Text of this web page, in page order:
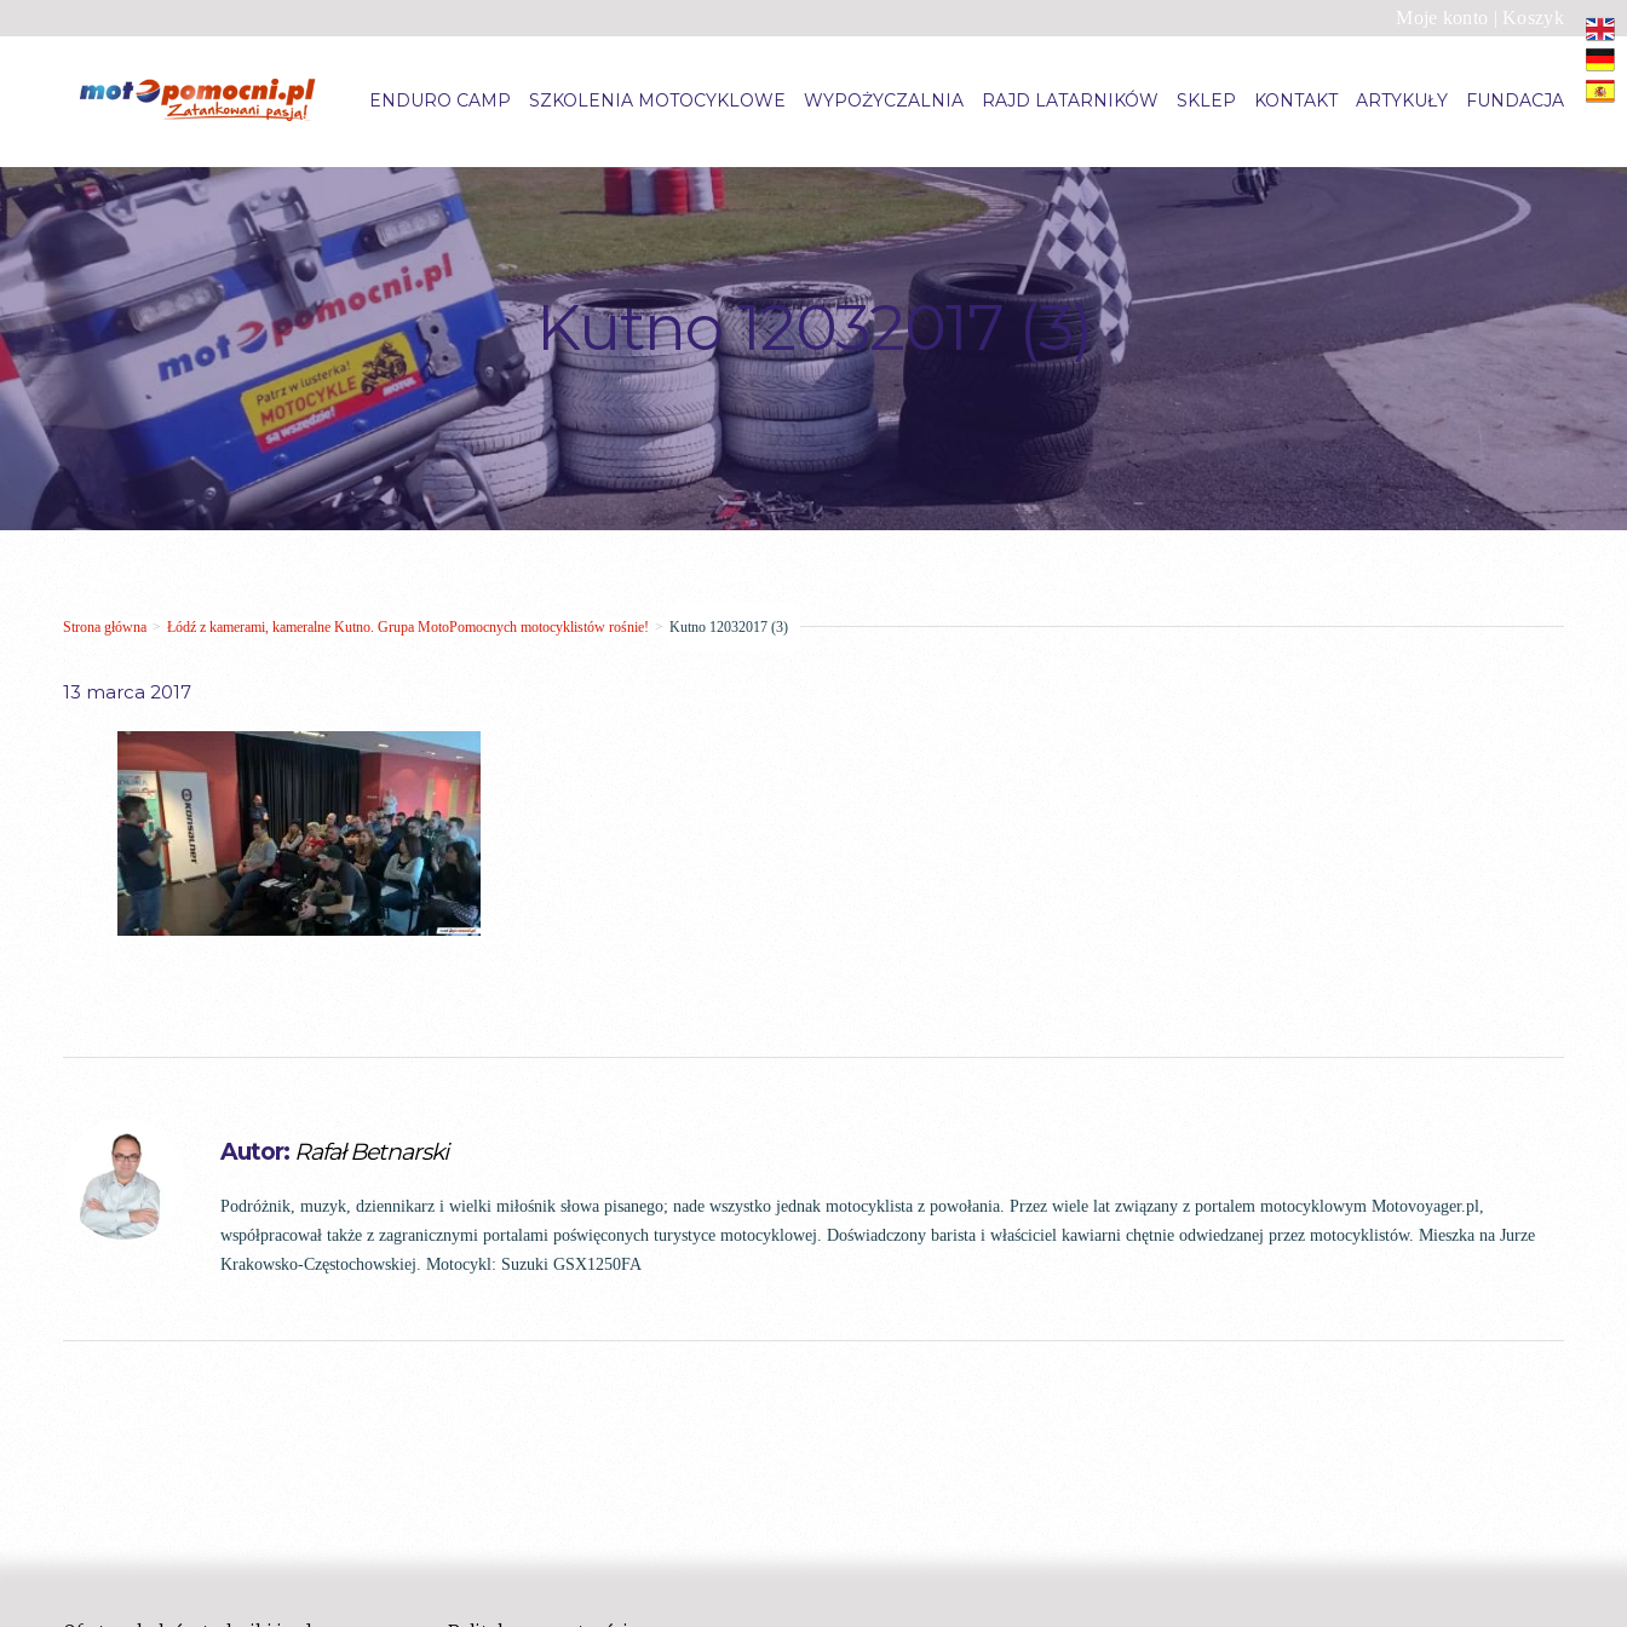
Moje konto | Koszyk
ENDURO CAMP SZKOLENIA MOTOCYKLOWE WYPOŻYCZALNIA RAJD LATARNIKÓW SKLEP KONTAKT ARTYKUŁY FUNDACJA
Kutno 12032017 (3)
Strona główna > Łódź z kamerami, kameralne Kutno. Grupa MotoPomocnych motocyklistów rośnie! > Kutno 12032017 (3)
13 marca 2017
Autor: Rafał Betnarski
Podróżnik, muzyk, dziennikarz i wielki miłośnik słowa pisanego; nade wszystko jednak motocyklista z powołania. Przez wiele lat związany z portalem motocyklowym Motovoyager.pl,
współpracował także z zagranicznymi portalami poświęconych turystyce motocyklowej. Doświadczony barista i właściciel kawiarni chętnie odwiedzanej przez motocyklistów. Mieszka na Jurze
Krakowsko-Częstochowskiej. Motocykl: Suzuki GSX1250FA